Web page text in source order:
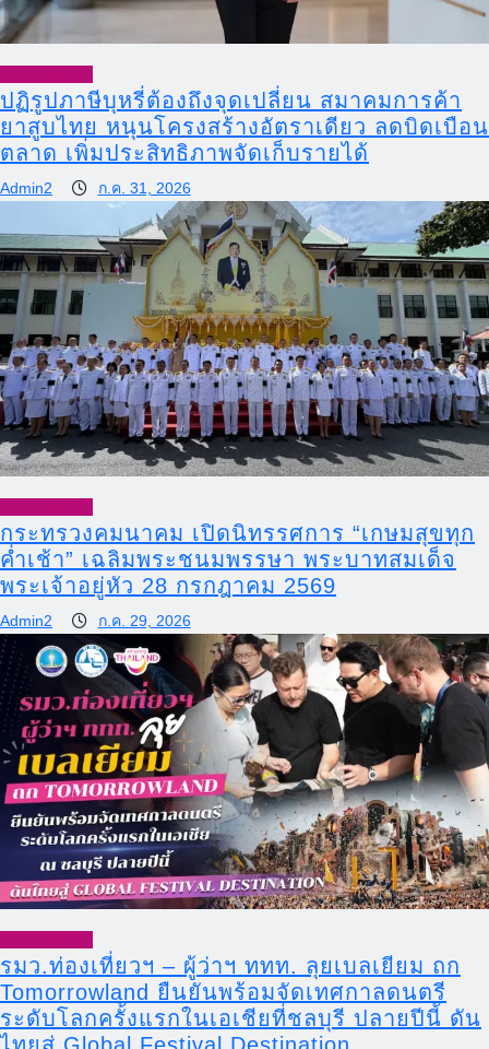
ปฏิรูปภาษีบุหรี่ต้องถึงจุดเปลี่ยน สมาคมการค้า
ยาสูบไทย หนุนโครงสร้างอัตราเดียว ลดบิดเบือน
ตลาด เพิ่มประสิทธิภาพจัดเก็บรายได้
Admin2 ก.ค. 31, 2026
กระทรวงคมนาคม เปิดนิทรรศการ “เกษมสุขทุก
ค่ำเช้า” เฉลิมพระชนมพรรษา พระบาทสมเด็จ
พระเจ้าอยู่หัว 28 กรกฎาคม 2569
Admin2 ก.ค. 29, 2026
รมว.ท่องเที่ยวฯ – ผู้ว่าฯ ททท. ลุยเบลเยียม ถก
Tomorrowland ยืนยันพร้อมจัดเทศกาลดนตรี
ระดับโลกครั้งแรกในเอเชียที่ชลบุรี ปลายปีนี้ ดัน